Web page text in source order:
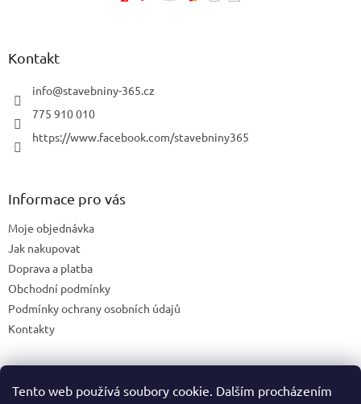
Tento web používá soubory cookie. Dalším procházením
Kontakt
info@stavebniny-365.cz
775 910 010
https://www.facebook.com/stavebniny365
Informace pro vás
Moje objednávka
Jak nakupovat
Doprava a platba
Obchodní podmínky
Podmínky ochrany osobních údajů
Kontakty
Blog